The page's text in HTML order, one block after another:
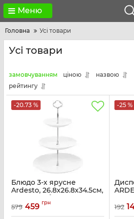
Меню
Головна Усі товари
Усі товари
замовчуванням ціною
назвою
рейтингу
-20.73 %
Блюдо 3-х ярусне
Ardesto, 26.8х26.8х34.5см,
кераміка, білий
Артикул: AR0960
579 459 грн
-25 %
192